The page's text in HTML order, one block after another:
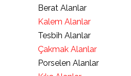
Berat Alanlar
Kalem Alanlar
Tesbih Alanlar
Çakmak Alanlar
Porselen Alanlar